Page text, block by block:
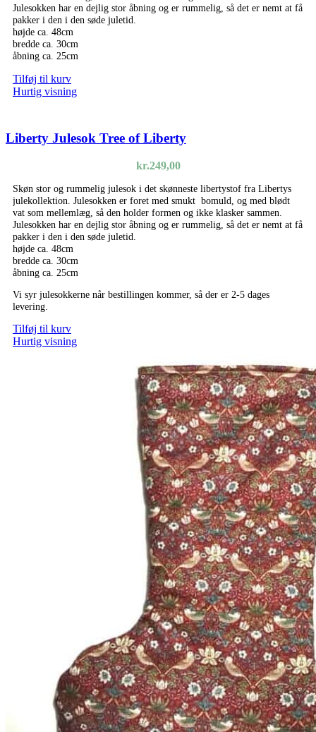
Julesokken har en dejlig stor åbning og er rummelig, så det er nemt at få
pakker i den i den søde juletid.
højde ca. 48cm
bredde ca. 30cm
åbning ca. 25cm
Tilføj til kurv
Hurtig visning
Liberty Julesok Tree of Liberty
kr.249,00
Skøn stor og rummelig julesok i det skønneste libertystof fra Libertys
julekollektion. Julesokken er foret med smukt bomuld, og med blødt
vat som mellemlæg, så den holder formen og ikke klasker sammen.
Julesokken har en dejlig stor åbning og er rummelig, så det er nemt at få
pakker i den i den søde juletid.
højde ca. 48cm
bredde ca. 30cm
åbning ca. 25cm
Vi syr julesokkerne når bestillingen kommer, så der er 2-5 dages
levering.
Tilføj til kurv
Hurtig visning